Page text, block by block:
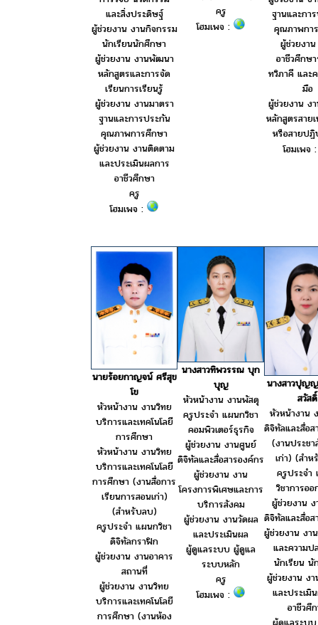
และสิ่งประดิษฐ์
ผู้ช่วยงาน งานกิจกรรม
นักเรียนนักศึกษา
ผู้ช่วยงาน งานพัฒนา
หลักสูตรและการจัด
เรียนการเรียนรู้
ผู้ช่วยงาน งานมาตรา
ฐานและการประกัน
คุณภาพการศึกษา
ผู้ช่วยงาน งานติดตาม
และประเมินผลการ
อาชีวศึกษา
ครู
โฮมเพจ :
ครู
โฮมเพจ :
ฐานและกา
คุณภาพกา
ผู้ช่วยงา
อาชีวศึกษ
ทวิภาคี และ
มือ
ผู้ช่วยงาน ง
หลักสูตรสายเ
หรือสายป
โฮมเพจ
นายร้อยกาญจน์ ศรีสุข
โข
หัวหน้างาน งานวิทย
บริการและเทคโนโลยี
การศึกษา
หัวหน้างาน งานวิทย
บริการและเทคโนโลยี
การศึกษา (งานสื่อการ
เรียนการสอนเก่า)
(สำหรับลบ)
ครูประจำ แผนกวิชา
ดิจิทัลกราฟิก
ผู้ช่วยงาน งานอาคาร
สถานที่
ผู้ช่วยงาน งานวิทย
บริการและเทคโนโลยี
การศึกษา (งานห้อง
นางสาวทิพวรรณ บุก
บุญ
หัวหน้างาน งานพัสดุ
ครูประจำ แผนกวิชา
คอมพิวเตอร์ธุรกิจ
ผู้ช่วยงาน งานศูนย์
ดิจิทัลและสื่อสารองค์กร
ผู้ช่วยงาน งาน
โครงการพิเศษและการ
บริการสังคม
ผู้ช่วยงาน งานวัดผล
และประเมินผล
ผู้ดูแลระบบ ผู้ดูแล
ระบบหลัก
ครู
โฮมเพจ :
นางสาวปุญ
สวัสดิ์
หัวหน้างาน
ดิจิทัลและสื่อ
(งานประช
เก่า) (สำ
ครูประจำ
วิชาการอ
ผู้ช่วยงาน
ดิจิทัลและสื่อ
ผู้ช่วยงาน งา
และความ
นักเรียน นั
ผู้ช่วยงาน ง
และประเมิ
อาชีวศึ